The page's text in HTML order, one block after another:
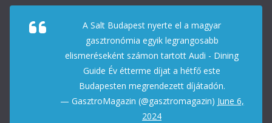
A Salt Budapest nyerte el a magyar
gasztronómia egyik legrangosabb
elismeréseként számon tartott Audi - Dining
Guide Év étterme díjat a hétfő este
Budapesten megrendezett díjátadón.
— GasztroMagazin (@gasztromagazin) June 6,
2024